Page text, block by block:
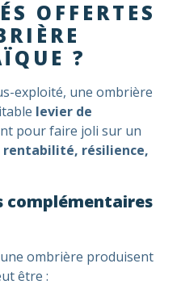
OFFERTES
?
exploité, une ombrière
levier de
pour faire joli sur un
rentabilité, résilience,
complémentaires
ombrière produisent
être :